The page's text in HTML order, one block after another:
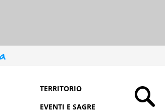
TERRITORIO
EVENTI E SAGRE